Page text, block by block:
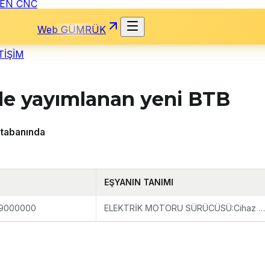
CNC
Web GÜMRÜK
yayımlanan yeni BTB
EŞYANIN TANIMI
ELEKTRİK MOTORU SÜRÜCÜSÜ:Cihaz …